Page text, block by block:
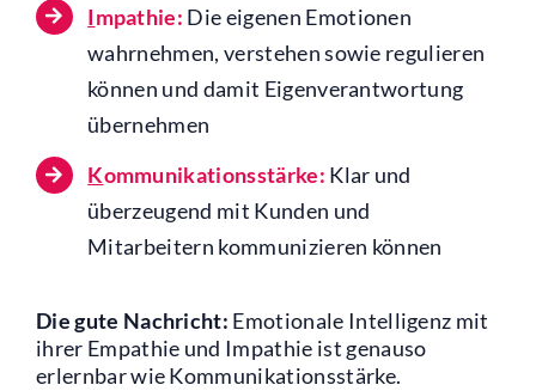
Impathie: Die eigenen Emotionen
wahrnehmen, verstehen sowie regulieren
können und damit Eigenverantwortung
übernehmen
Kommunikationsstärke: Klar und
überzeugend mit Kunden und
Mitarbeitern kommunizieren können
Die gute Nachricht: Emotionale Intelligenz mit
ihrer Empathie und Impathie ist genauso
erlernbar wie Kommunikationsstärke.